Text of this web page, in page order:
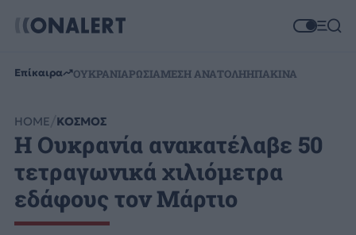
Επίκαιρα ΟΥΚΡΑΝΙΑΡΩΣΙΑΜΕΣΗ ΑΝΑΤΟΛΗΗΠΑΚΙΝΑ
HOME ΚΟΣΜΟΣ
Η Ουκρανία ανακατέλαβε 50
τετραγωνικά χιλιόμετρα
εδάφους τον Μάρτιο